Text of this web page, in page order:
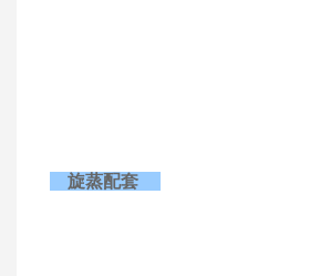
旋蒸配套